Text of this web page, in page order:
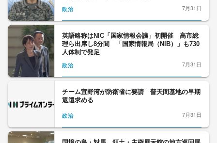
政治
7月31日
英語略称はNIC「国家情報会議」初開催 高市総
理ら出席し8分間 「国家情報局（NIB）」も730
人体制で発足
政治
7月31日
チーム宜野湾が防衛省に要請 普天間基地の早期
返還求める
政治 7月31日